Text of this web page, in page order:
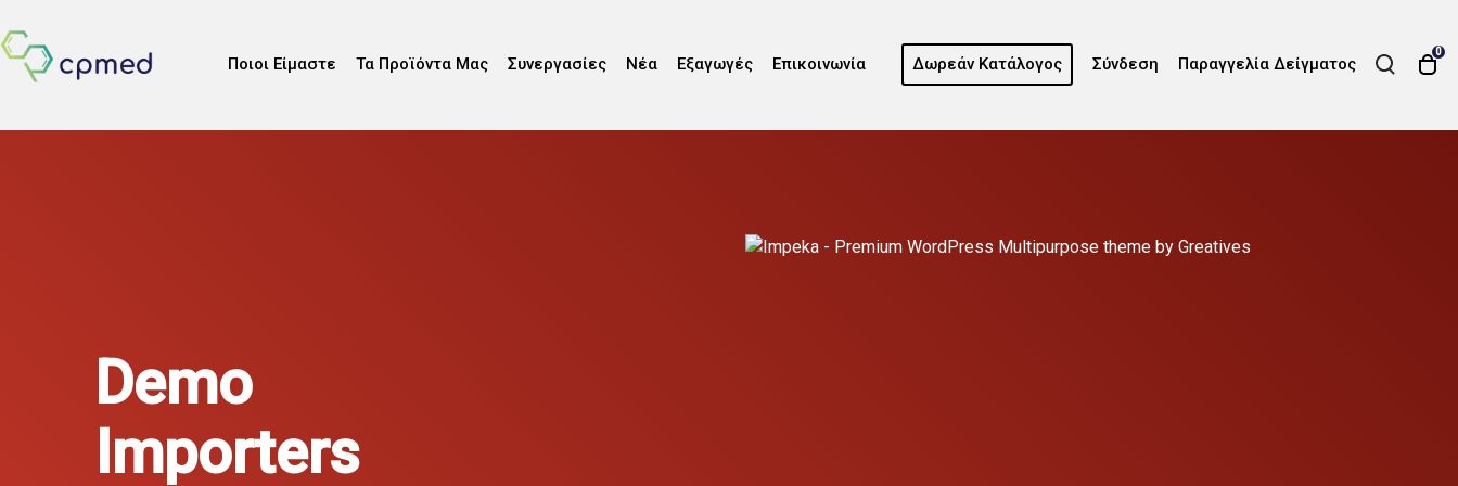
Ποιοι Είμαστε Τα Προϊόντα Μας Συνεργασίες Νέα Εξαγωγές Επικοινωνία Δωρεάν Κατάλογος Σύνδεση Παραγγελία Δείγματος
0
Demo
Importers